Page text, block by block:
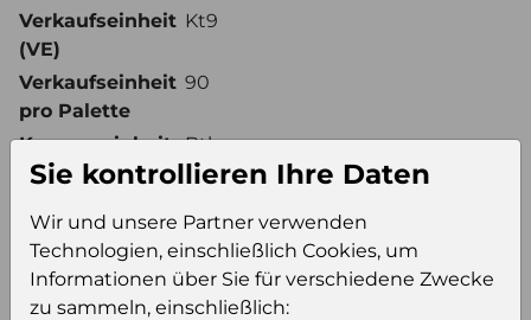
Verkaufseinheit
(VE)
Kt9
Verkaufseinheit
pro Palette
90
Konsumeinheit Btl
Stückzahl pro
810
Einloggen um den Preis zu
Sie kontrollieren Ihre Daten
Wir und unsere Partner verwenden
Technologien, einschließlich Cookies, um
Informationen über Sie für verschiedene Zwecke
zu sammeln, einschließlich: